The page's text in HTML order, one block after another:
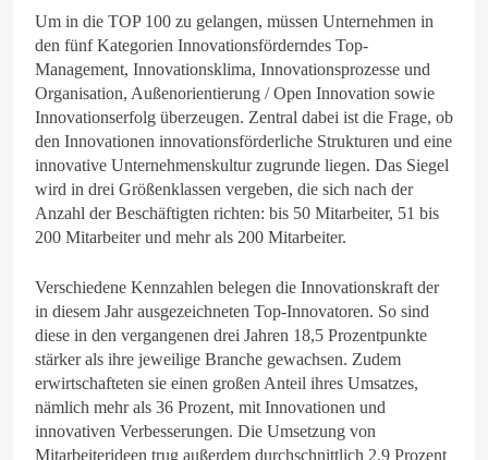
Um in die TOP 100 zu gelangen, müssen Unternehmen in
den fünf Kategorien Innovationsförderndes Top-
Management, Innovationsklima, Innovationsprozesse und
Organisation, Außenorientierung / Open Innovation sowie
Innovationserfolg überzeugen. Zentral dabei ist die Frage, ob
den Innovationen innovationsförderliche Strukturen und eine
innovative Unternehmenskultur zugrunde liegen. Das Siegel
wird in drei Größenklassen vergeben, die sich nach der
Anzahl der Beschäftigten richten: bis 50 Mitarbeiter, 51 bis
200 Mitarbeiter und mehr als 200 Mitarbeiter.
Verschiedene Kennzahlen belegen die Innovationskraft der
in diesem Jahr ausgezeichneten Top-Innovatoren. So sind
diese in den vergangenen drei Jahren 18,5 Prozentpunkte
stärker als ihre jeweilige Branche gewachsen. Zudem
erwirtschafteten sie einen großen Anteil ihres Umsatzes,
nämlich mehr als 36 Prozent, mit Innovationen und
innovativen Verbesserungen. Die Umsetzung von
Mitarbeiterideen trug außerdem durchschnittlich 2,9 Prozent